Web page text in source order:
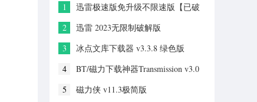
1
迅雷极速版免升级不限速版【已破
2
迅雷 2023无限制破解版
3
冰点文库下载器 v3.3.8 绿色版
4
BT/磁力下载神器Transmission v3.0
5
磁力侠 v11.3极简版